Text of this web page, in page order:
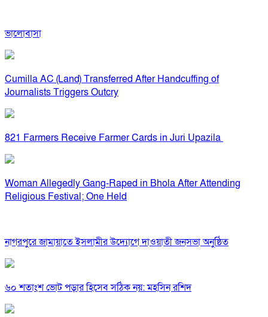
ভালোবাসা
Cumilla AC (Land) Transferred After Handcuffing of
Journalists Triggers Outcry
821 Farmers Receive Farmer Cards in Juri Upazila
Woman Allegedly Gang-Raped in Bhola After Attending
Religious Festival; One Held
নাগরপুরে জামায়াতে ইসলামীর উদ্যোগে দাওয়াতী জনসভা অনুষ্ঠিত
৬০ শতাংশ ভোট পড়ার হিসেব সঠিক নয়: মহসিন রশিদ